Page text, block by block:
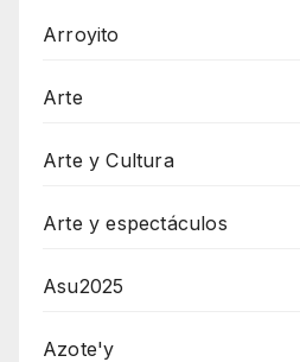
Arroyito
Arte
Arte y Cultura
Arte y espectáculos
Asu2025
Azote'y